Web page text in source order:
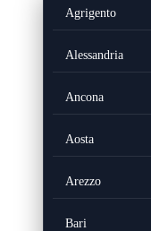
Agrigento
Alessandria
Ancona
Aosta
Arezzo
Bari